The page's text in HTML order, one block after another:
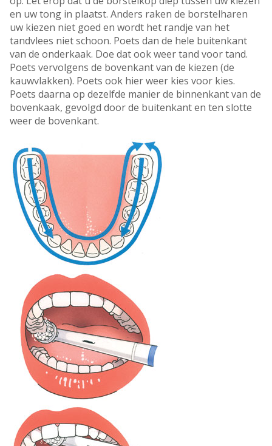
en uw tong in plaatst. Anders raken de borstelharen
uw kiezen niet goed en wordt het randje van het
tandvlees niet schoon. Poets dan de hele buitenkant
van de onderkaak. Doe dat ook weer tand voor tand.
Poets vervolgens de bovenkant van de kiezen (de
kauwvlakken). Poets ook hier weer kies voor kies.
Poets daarna op dezelfde manier de binnenkant van de
bovenkaak, gevolgd door de buitenkant en ten slotte
weer de bovenkant.